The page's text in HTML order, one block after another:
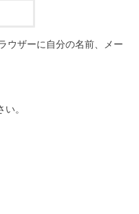
ウザーに自分の名前、メー
。